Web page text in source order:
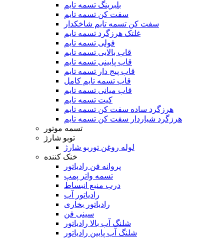
بلبرینگ تسمه تایم
سفت کن تسمه تایم
سفت کن تسمه تایم شاخکدار
غلتک هرزگرد تسمه تایم
فولی تسمه تایم
قاب بالایی تسمه تایم
قاب پایینی تسمه تایم
قاب پیج دار تسمه تایم
قاب تسمه تایم کامل
قاب میانی تسمه تایم
کیت تسمه تایم
هرزگرد ساده سفت کن تسمه تایم
هرزگرد شیاردار سفت کن تسمه تایم
تسمه موتور
توبو شارژ
لوله روغن توربو شارژ
خنک کننده
پروانه فن رادیاتور
تسمه واتر پمپ
درب منبع انبساط
رادیاتور آب
رادیاتور بخاری
سینی فن
شلنگ آب بالا رادیاتور
شلنگ آب پایین رادیاتور